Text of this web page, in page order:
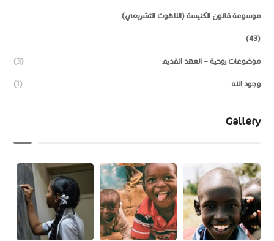
موسوعة قانون الكنيسة (اللاهوت التشريعي)
(43)
موضوعات روحية – العهد القديم (3)
وجود الله (1)
Gallery